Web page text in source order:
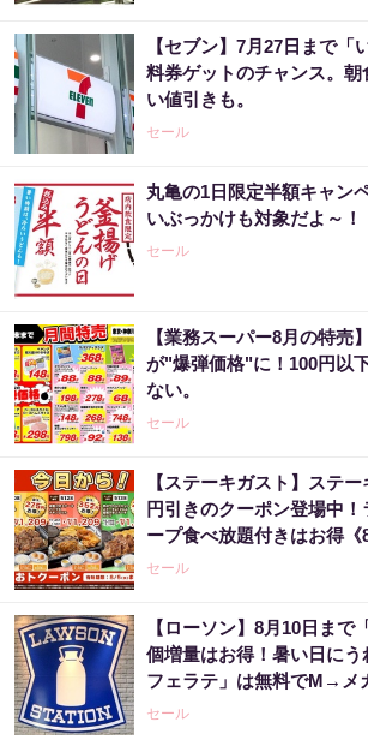
【セブン】7月27日まで「
料券ゲットのチャンス。朝
い値引きも。
セール
丸亀の1日限定半額キャン
いぶっかけも対象だよ～！
セール
【業務スーパー8月の特売
が"爆弾価格"に！100円以
ない。
セール
【ステーキガスト】ステ
円引きのクーポン登場中
ープ食べ放題付きはお得《
セール
【ローソン】8月10日まで
個増量はお得！暑い日にう
フェラテ」は無料でM→メ
セール